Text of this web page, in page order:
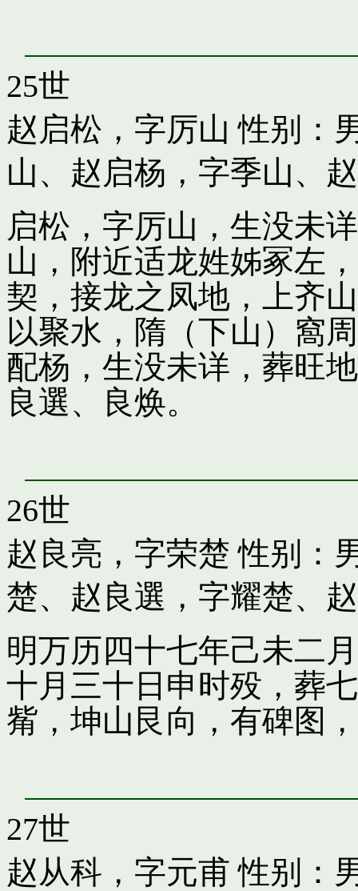
25世
赵启松，字厉山 性别：
山、 赵启杨，字季山、
启松，字厉山，生没未
山，附近适龙姓姊冢左
契，接龙之凤地，上齐
以聚水，隋（下山）窩
配杨，生没未详，葬旺
良選、良焕。
26世
赵良亮，字荣楚 性别：
楚、 赵良選，字耀楚、
明万历四十七年己未二
十月三十日申时殁，葬
觜，坤山艮向，有碑图
27世
赵从科，字元甫 性别：